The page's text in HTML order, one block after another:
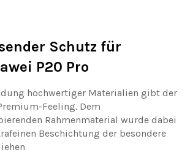
Schutz für
P20 Pro
hochwertiger Materialien gibt der
Feeling. Dem
Rahmenmaterial wurde dabei
Beschichtung der besondere